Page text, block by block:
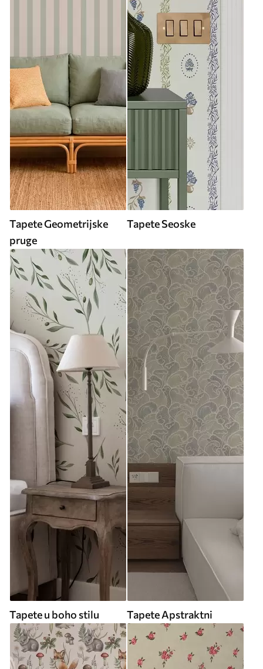
Tapete Geometrijske
pruge
Tapete Seoske
Tapete u boho stilu Tapete Apstraktni